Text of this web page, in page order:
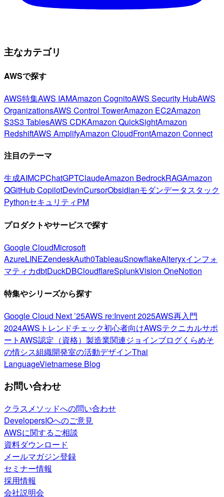
主なカテゴリ
AWSで探す
AWS特集AWS IAMAmazon CognitoAWS Security HubAWS
OrganizationsAWS Control TowerAmazon EC2Amazon
S3S3 TablesAWS CDKAmazon QuickSightAmazon
RedshiftAWS AmplifyAmazon CloudFrontAmazon Connect
注目のテーマ
生成AIMCPChatGPTClaudeAmazon BedrockRAGAmazon
QGitHub CopilotDevinCursorObsidianモダンデータスタック
PythonセキュリティPM
プロダクトやサービスで探す
Google CloudMicrosoft
AzureLINEZendeskAuth0TableauSnowflakeAlteryxインフォ
マティカdbtDuckDBCloudflareSplunkVision OneNotion
特集やシリーズから探す
Google Cloud Next ’25AWS re:Invent 2025AWS再入門
2024AWSトレンドチェック初心者向けAWSテクニカルサポ
ートAWS認定（資格） 製造業関連ジョインブログくらめそ
の情シス組織開発室の活動デザインThai
LanguageVietnamese Blog
お問い合わせ
クラスメソッドへの問い合わせ
DevelopersIOへのご意見
AWSに関するご相談
資料ダウンロード
メールマガジン登録
セミナー情報
採用情報
会社説明会